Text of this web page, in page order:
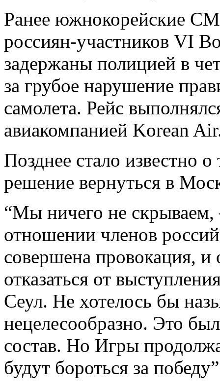
Ранее южнокорейские
россиян-участников VI
задержаны полицией в
за грубое нарушение
самолета. Рейс
авиакомпанией Korean
Позднее стало известно
решение вернуться в
“Мы ничего не скрываем,
отношении членов
совершена провокация,
отказаться от
Сеул. Не хотелось бы
нецелесообразно. Это
состав. Но Игры
будут бороться за